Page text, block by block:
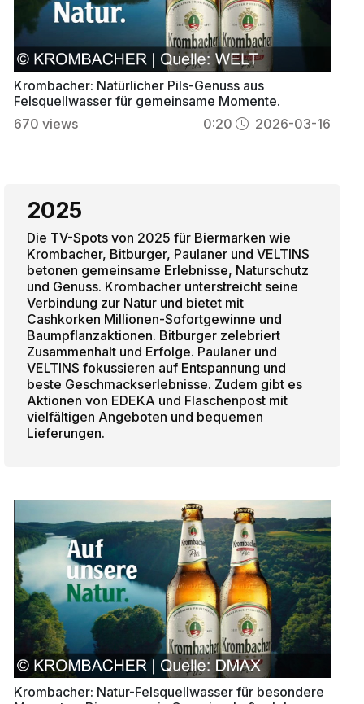
Krombacher: Natürlicher Pils-Genuss aus
Felsquellwasser für gemeinsame Momente.
670 views 0:20 2026-03-16
2025
Die TV-Spots von 2025 für Biermarken wie
Krombacher, Bitburger, Paulaner und VELTINS
betonen gemeinsame Erlebnisse, Naturschutz
und Genuss. Krombacher unterstreicht seine
Verbindung zur Natur und bietet mit
Cashkorken Millionen-Sofortgewinne und
Baumpflanzaktionen. Bitburger zelebriert
Zusammenhalt und Erfolge. Paulaner und
VELTINS fokussieren auf Entspannung und
beste Geschmackserlebnisse. Zudem gibt es
Aktionen von EDEKA und Flaschenpost mit
vielfältigen Angeboten und bequemen
Lieferungen.
Krombacher: Natur-Felsquellwasser für besondere